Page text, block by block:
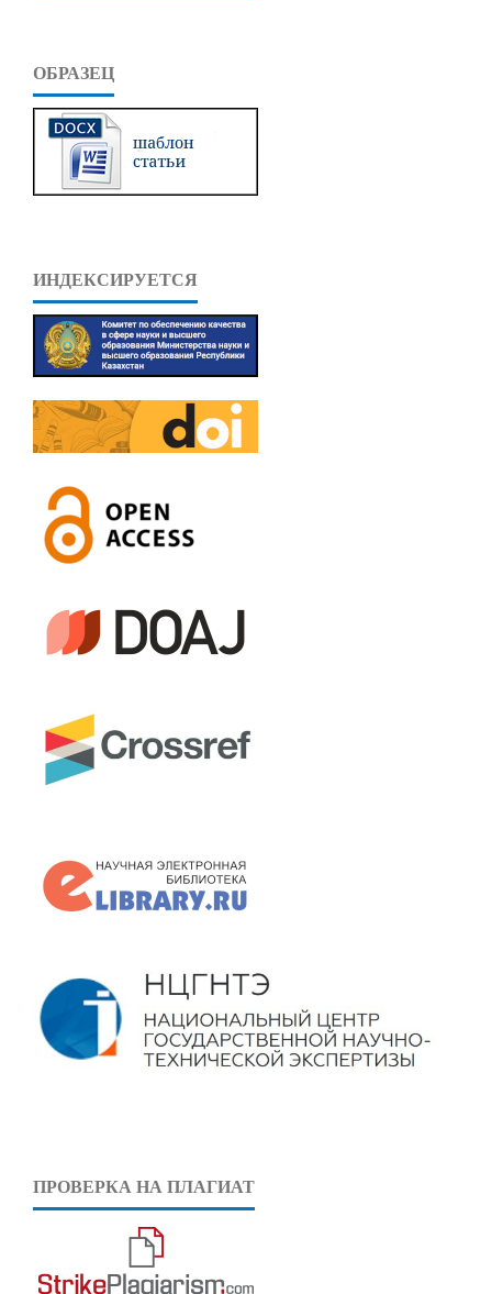
ОБРАЗЕЦ
ИНДЕКСИРУЕТСЯ
ПРОВЕРКА НА ПЛАГИАТ